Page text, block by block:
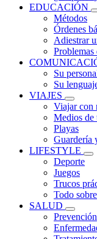
EDUCACIÓN
Métodos
Órdenes
Adiestrar
Su
Su
VIAJES
Viajar con
Medios de
Playas
Guardería
LIFESTYLE
Deporte
Juegos
Trucos
Todo
SALUD
Prevención